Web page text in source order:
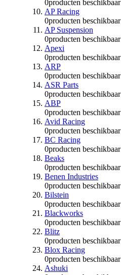
0producten beschikbaar
AP Racing
0producten beschikbaar
AP Suspension
0producten beschikbaar
Apexi
0producten beschikbaar
ARP
0producten beschikbaar
ASR Parts
0producten beschikbaar
ABP
0producten beschikbaar
Avid Racing
0producten beschikbaar
BC Racing
0producten beschikbaar
Beaks
0producten beschikbaar
Benen Industries
0producten beschikbaar
Bilstein
0producten beschikbaar
Blackworks
0producten beschikbaar
Blitz
0producten beschikbaar
Blox Racing
0producten beschikbaar
Ashuki